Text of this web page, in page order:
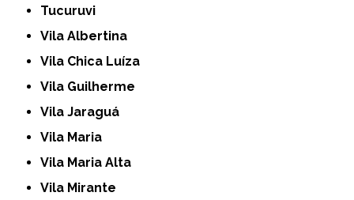
Tucuruvi
Vila Albertina
Vila Chica Luíza
Vila Guilherme
Vila Jaraguá
Vila Maria
Vila Maria Alta
Vila Mirante